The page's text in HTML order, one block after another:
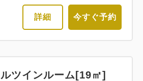
詳細 今すぐ予約
ツインルーム[19㎡]